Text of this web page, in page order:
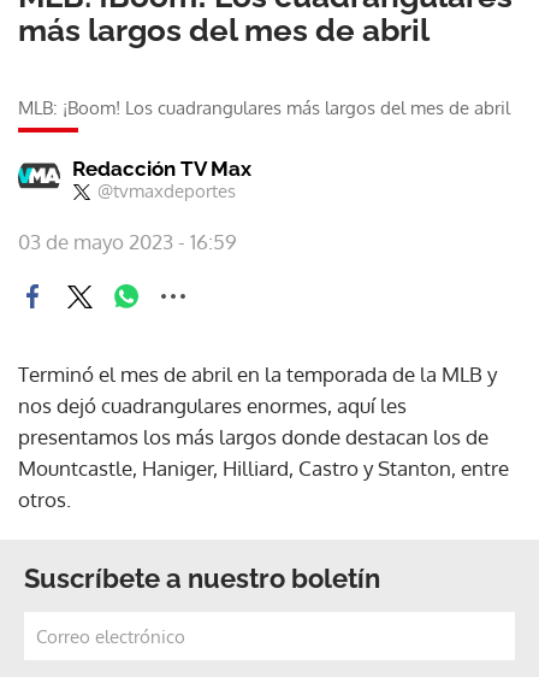
más largos del mes de abril
MLB: ¡Boom! Los cuadrangulares más largos del mes de abril
Redacción TV Max
@tvmaxdeportes
03 de mayo 2023 - 16:59
Terminó el mes de abril en la temporada de la MLB y
nos dejó cuadrangulares enormes, aquí les
presentamos los más largos donde destacan los de
Mountcastle, Haniger, Hilliard, Castro y Stanton, entre
otros.
Suscríbete a nuestro boletín